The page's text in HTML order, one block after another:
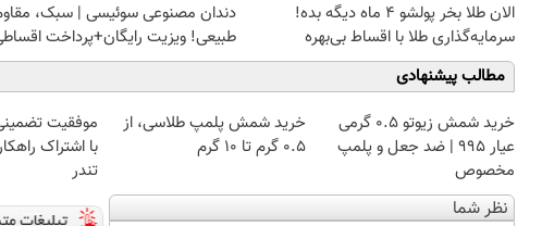
الان طلا بخر پولشو 4 ماه دیگه بده!
سرمایه‌گذاری طلا با اقساط بی‌بهره
دندان مصنوعی سوئیسی | سبک،
طبیعی! ویزیت رایگان+پرداخت
مطالب پیشنهادی
خرید شمش زیوتو ۰.۵ گرمی
عیار ۹۹۵ | ضد جعل و پلمپ
مخصوص
خرید شمش پلمپ طلاسی، از
۰.۵ گرم تا ۱۰ گرم
موفقیت
با اشتراک
تندر
نظر شما